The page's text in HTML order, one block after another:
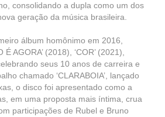
consolidando a dupla como um dos
geração da música brasileira.
álbum homônimo em 2016,
AGORA’ (2018), ‘COR’ (2021),
seus 10 anos de carreira e
chamado ‘CLARABOIA’, lançado
o disco foi apresentado como a
em uma proposta mais íntima, crua
participações de Rubel e Bruno